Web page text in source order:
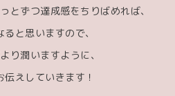
とずつ達成感をちりばめれば、
と思いますので、
り潤いますように、
えしていきます！